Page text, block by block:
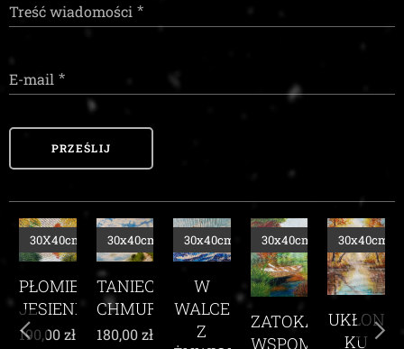
Treść wiadomości
E-mail
PRZEŚLIJ
zł
TANIEC
CHMUR
30x40cm
180,00 zł
W
WALCE
Z
30x40cm
ZATOKA
WSPOMNIEŃ
30x40cm
UKŁON
KU
30x40cm